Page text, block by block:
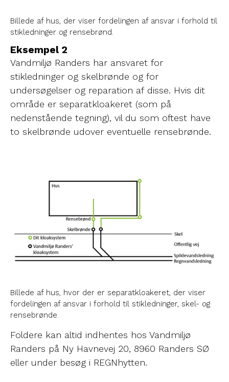
Billede af hus, der viser fordelingen af ansvar i forhold til
stikledninger og rensebrønd.
Eksempel 2
Vandmiljø Randers har ansvaret for
stikledninger og skelbrønde og for
undersøgelser og reparation af disse. Hvis dit
område er separatkloakeret (som på
nedenstående tegning), vil du som oftest have
to skelbrønde udover eventuelle rensebrønde.
Billede af hus, hvor der er separatkloakeret, der viser
fordelingen af ansvar i forhold til stikledninger, skel- og
rensebrønde.
Foldere kan altid indhentes hos Vandmiljø
Randers på Ny Havnevej 20, 8960 Randers SØ
eller under besøg i REGNhytten.